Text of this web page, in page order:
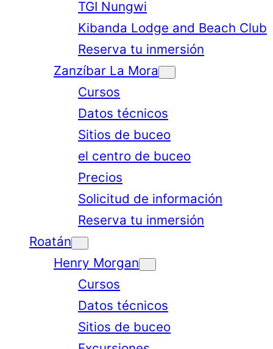
TGI Nungwi
Kibanda Lodge and Beach Club
Reserva tu inmersión
Zanzíbar La Mora
Cursos
Datos técnicos
Sitios de buceo
el centro de buceo
Precios
Solicitud de información
Reserva tu inmersión
Roatán
Henry Morgan
Cursos
Datos técnicos
Sitios de buceo